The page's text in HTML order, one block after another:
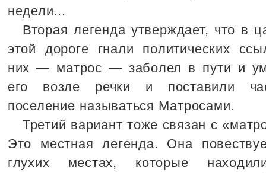
недели...
Вторая легенда утверждает, что в
этой дороге гнали политических
них — матрос — заболел в пути и
его возле речки и поставили
поселение называться Матросами.
Третий вариант тоже связан с
Это местная легенда. Она
глухих местах, которые